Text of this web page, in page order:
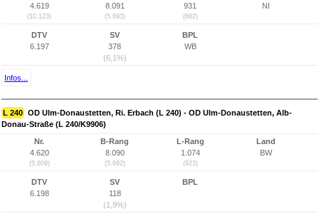
4.619
(10.123)
8.091
(5.693)
931
(662)
NI
DTV
6.197
SV
378
(6,1%)
BPL
WB
Infos...
L 240 OD Ulm-Donaustetten, Ri. Erbach (L 240) - OD Ulm-Donaustetten, Alb-
Donau-Straße (L 240/K9906)
Nr.
4.620
(5.609)
B-Rang
8.090
(5.692)
L-Rang
1.074
(923)
Land
BW
DTV
6.198
SV
118
(1,9%)
BPL